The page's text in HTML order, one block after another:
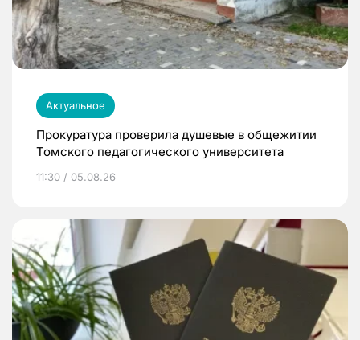
Актуальное
Прокуратура проверила душевые в общежитии
Томского педагогического университета
11:30 / 05.08.26